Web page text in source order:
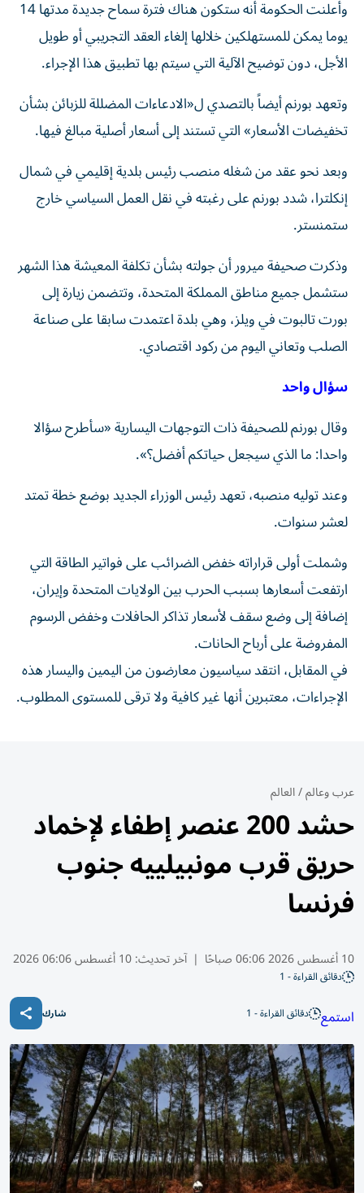
وأعلنت الحكومة أنه ستكون هناك فترة سماح جديدة مدتها 14
يوما يمكن للمستهلكين خلالها إلغاء العقد التجريبي أو طويل
الأجل، دون توضيح الآلية التي سيتم بها تطبيق هذا الإجراء.
وتعهد بورنم أيضاً بالتصدي ل«الادعاءات المضللة للزبائن بشأن
تخفيضات الأسعار» التي تستند إلى أسعار أصلية مبالغ فيها.
وبعد نحو عقد من شغله منصب رئيس بلدية إقليمي في شمال
إنكلترا، شدد بورنم على رغبته في نقل العمل السياسي خارج
ستمنستر.
وذكرت صحيفة ميرور أن جولته بشأن تكلفة المعيشة هذا الشهر
ستشمل جميع مناطق المملكة المتحدة، وتتضمن زيارة إلى
بورت تالبوت في ويلز، وهي بلدة اعتمدت سابقا على صناعة
الصلب وتعاني اليوم من ركود اقتصادي.
سؤال واحد
وقال بورنم للصحيفة ذات التوجهات اليسارية «سأطرح سؤالا
واحدا: ما الذي سيجعل حياتكم أفضل؟».
وعند توليه منصبه، تعهد رئيس الوزراء الجديد بوضع خطة تمتد
لعشر سنوات.
وشملت أولى قراراته خفض الضرائب على فواتير الطاقة التي
ارتفعت أسعارها بسبب الحرب بين الولايات المتحدة وإيران،
إضافة إلى وضع سقف لأسعار تذاكر الحافلات وخفض الرسوم
المفروضة على أرباح الحانات.
في المقابل، انتقد سياسيون معارضون من اليمين واليسار هذه
الإجراءات، معتبرين أنها غير كافية ولا ترقى للمستوى المطلوب.
عرب وعالم/العالم
حشد 200 عنصر إطفاء لإخماد
حريق قرب مونبيلييه جنوب
فرنسا
10 أغسطس 2026 06:06 صباحًا | آخر تحديث:10 أغسطس 06:06 2026
دقائق القراءة - 1
استمع دقائق القراءة - 1 شارك